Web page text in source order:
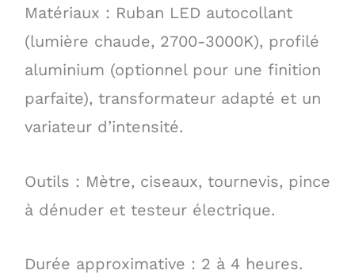
Matériaux : Ruban LED autocollant
(lumière chaude, 2700-3000K), profilé
aluminium (optionnel pour une finition
parfaite), transformateur adapté et un
variateur d’intensité.
Outils : Mètre, ciseaux, tournevis, pince
à dénuder et testeur électrique.
Durée approximative : 2 à 4 heures.